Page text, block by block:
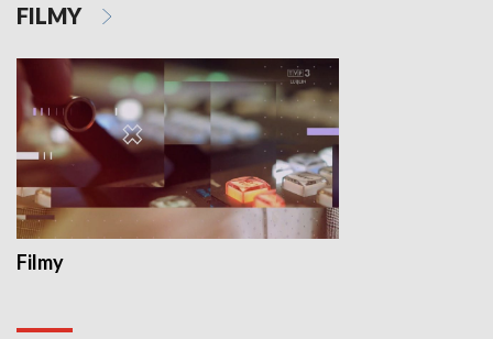
FILMY
Filmy